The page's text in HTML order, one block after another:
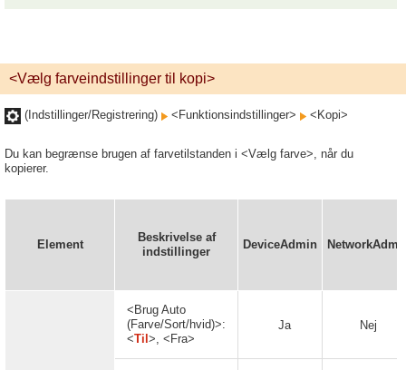
<Vælg farveindstillinger til kopi>
(Indstillinger/Registrering) <Funktionsindstillinger> <Kopi>
Du kan begrænse brugen af farvetilstanden i <Vælg farve>, når du
kopierer.
Element
Beskrivelse af
indstillinger
DeviceAdmin
<Brug Auto
(Farve/Sort/hvid)>:
<Til >, <Fra>
Ja Nej